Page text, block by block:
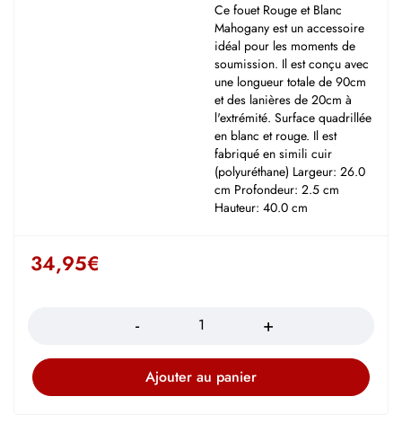
Ce fouet Rouge et Blanc
Mahogany est un accessoire
idéal pour les moments de
soumission. Il est conçu avec
une longueur totale de 90cm
et des lanières de 20cm à
l'extrémité. Surface quadrillée
en blanc et rouge. Il est
fabriqué en simili cuir
(polyuréthane) Largeur: 26.0
cm Profondeur: 2.5 cm
Hauteur: 40.0 cm
34,95€
Ajouter au panier